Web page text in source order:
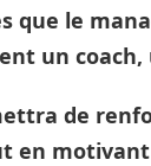
que le
un
de
en